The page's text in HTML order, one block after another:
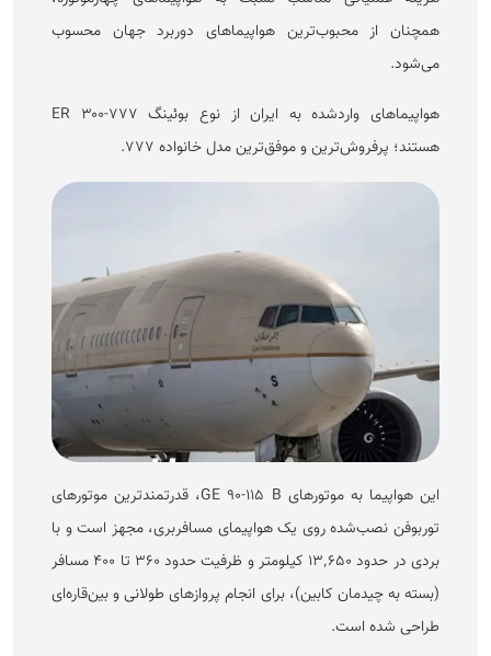
همچنان از محبوب‌ترین هواپیما‌های دوربرد جهان محسوب
می‌شود.
هواپیما‌های واردشده به ایران از نوع بوئینگ ۷۷۷-۳۰۰ ER
هستند؛ پرفروش‌ترین و موفق‌ترین مدل خانواده ۷۷۷.
این هواپیما به موتور‌های GE ۹۰-۱۱۵ B، قدرتمندترین موتور‌های
توربوفن نصب‌شده روی یک هواپیمای مسافربری، مجهز است و با
بردی در حدود ۱۳٬۶۵۰ کیلومتر و ظرفیت حدود ۳۶۰ تا ۴۰۰ مسافر
(بسته به چیدمان کابین)، برای انجام پرواز‌های طولانی و بین‌قاره‌ای
طراحی شده است.